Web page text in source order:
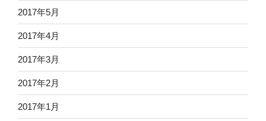
2017年5月
2017年4月
2017年3月
2017年2月
2017年1月